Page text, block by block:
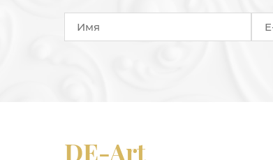
DE-Art